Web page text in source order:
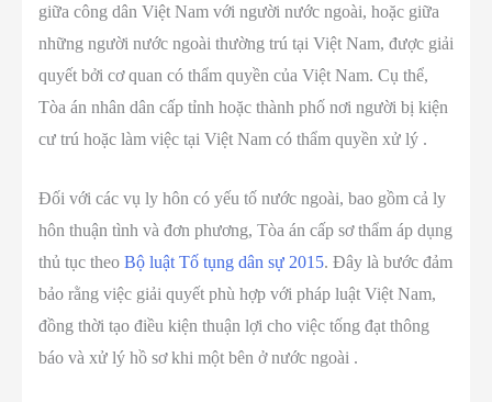
giữa công dân Việt Nam với người nước ngoài, hoặc giữa
những người nước ngoài thường trú tại Việt Nam, được giải
quyết bởi cơ quan có thẩm quyền của Việt Nam. Cụ thể,
Tòa án nhân dân cấp tỉnh hoặc thành phố nơi người bị kiện
cư trú hoặc làm việc tại Việt Nam có thẩm quyền xử lý .
Đối với các vụ ly hôn có yếu tố nước ngoài, bao gồm cả ly
hôn thuận tình và đơn phương, Tòa án cấp sơ thẩm áp dụng
thủ tục theo Bộ luật Tố tụng dân sự 2015. Đây là bước đảm
bảo rằng việc giải quyết phù hợp với pháp luật Việt Nam,
đồng thời tạo điều kiện thuận lợi cho việc tống đạt thông
báo và xử lý hồ sơ khi một bên ở nước ngoài .